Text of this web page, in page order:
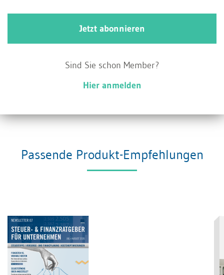
handelt, die im Sitzstaat selbständig besteuert
wird, wobei die Höhe der dortigen Besteuerung
Jetzt abonnieren
Sind Sie schon Member?
Hier anmelden
Passende Produkt-Empfehlungen